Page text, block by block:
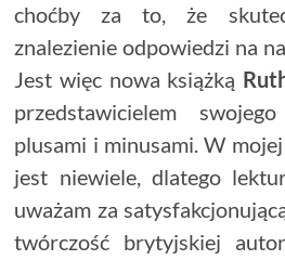
choćby za to, że
znalezienie odpowiedzi na
Jest więc nowa książką
przedstawicielem
plusami i minusami. W
jest niewiele, dlatego
uważam za
twórczość brytyjskiej